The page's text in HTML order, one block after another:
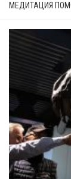
МЕДИТАЦИЯ